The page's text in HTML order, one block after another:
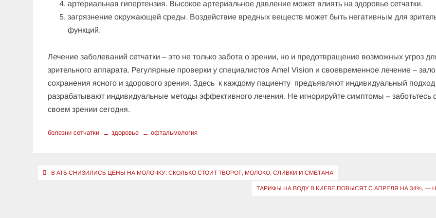
артериальная гипертензия. Высокое артериальное давление может влиять на здоровье сетчатки.
загрязнение окружающей среды. Воздействие вредных веществ может быть негативным для
функций.
Лечение заболеваний сетчатки – это не только забота о зрении, но и предотвращение возможных угроз
зрительного аппарата. Регулярные проверки у специалистов Amel Vision и своевременное лечение –
сохранения ясного и здорового зрения. Здесь к каждому пациенту предъявляют индивидуальный подход
разрабатывают индивидуальные методы эффективного лечения. Не игнорируйте симптомы – заботьтесь
своем зрении сегодня.
болезни сетчатки здоровье офтальмология
Навигация
В АТБ СНИЗИЛИСЬ ЦЕНЫ НА МОЛОЧКУ: СКОЛЬКО СТОИТ ТВОРОГ, МОЛОКО, СЛИВКИ И СМЕТАНА
ТАРИФЫ НА ВОДУ В КИЕВЕ ПОВЫСЯТ С АПРЕЛЯ НА 34%, —